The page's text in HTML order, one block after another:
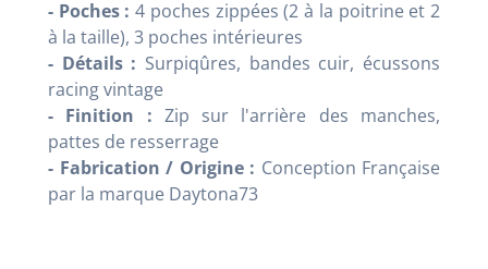
- Poches : 4 poches zippées (2 à la poitrine et 2
à la taille), 3 poches intérieures
- Détails : Surpiqûres, bandes cuir, écussons
racing vintage
- Finition : Zip sur l'arrière des manches,
pattes de resserrage
- Fabrication / Origine : Conception Française
par la marque Daytona73